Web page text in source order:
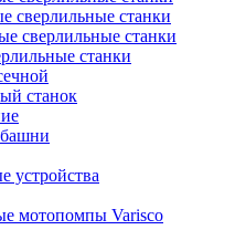
сверлильные станки
сверлильные станки
станки
станок
устройства
мотопомпы Varisco